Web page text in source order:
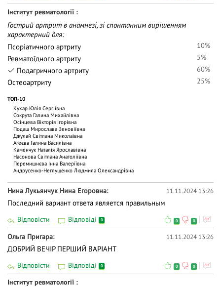
Інститут ревматології
Гострий артрит в анамнезі, зі спонтанним вирішенням
характерний для:
Псоріатичного артриту
10%
Ревматоїдного артриту
5%
Подагричного артриту
60%
Остеоартриту
25%
ТОП-10
Кухар Юлія Сергіївна
Сокрута Галина Михайлівна
Осінцева Вікторія Ігорівна
Подаш Мирослава Зеновіївна
Джулай Світлана Миколаївна
Агеєва Галина Василівна
Каменчук Наталія Ярославівна
Насонова Світлана Анатоліївна
Перемишнєва Інна Валеріївна
Андрусенко-Неглущенко Людмила Олександрівна
Нина Лукьянчук Нина Егоровна 11.11.2024 13:26
Последний вариант ответа является правильным
Відповісти Відповіді 0 0 0
Ольга Пригара 11.11.2024 13:26
ДОБРИЙ ВЕЧІР ПЕРШИЙ ВАРІАНТ
Відповісти Відповіді 0 0 0
Інститут ревматології